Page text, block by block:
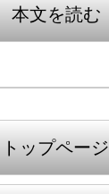
本文を読む
トップページ